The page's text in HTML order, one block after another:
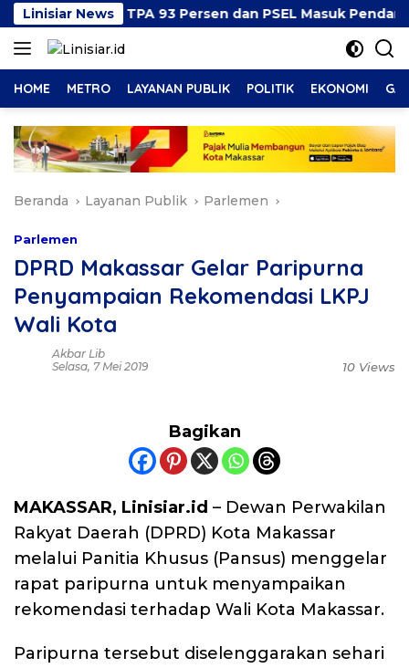
Langsung
ke
konten
Linisiar News
Progres TPA 93 Persen dan PSEL Masuk Pendampingan
HOME METRO LAYANAN PUBLIK POLITIK EKONOMI
Beranda Layanan Publik Parlemen
Parlemen
DPRD Makassar Gelar Paripurna
Penyampaian Rekomendasi LKPJ
Wali Kota
Akbar Lib
Selasa, 7 Mei 2019
10 Views
Bagikan
MAKASSAR, Linisiar.id – Dewan Perwakilan
Rakyat Daerah (DPRD) Kota Makassar
melalui Panitia Khusus (Pansus) menggelar
rapat paripurna untuk menyampaikan
rekomendasi terhadap Wali Kota Makassar.
Paripurna tersebut diselenggarakan sehari